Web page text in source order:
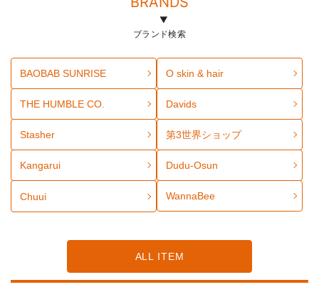
ブランド検索
BAOBAB SUNRISE O skin & hair
THE HUMBLE CO. Davids
Stasher 第3世界ショップ
Kangarui Dudu-Osun
Chuui WannaBee
ALL ITEM